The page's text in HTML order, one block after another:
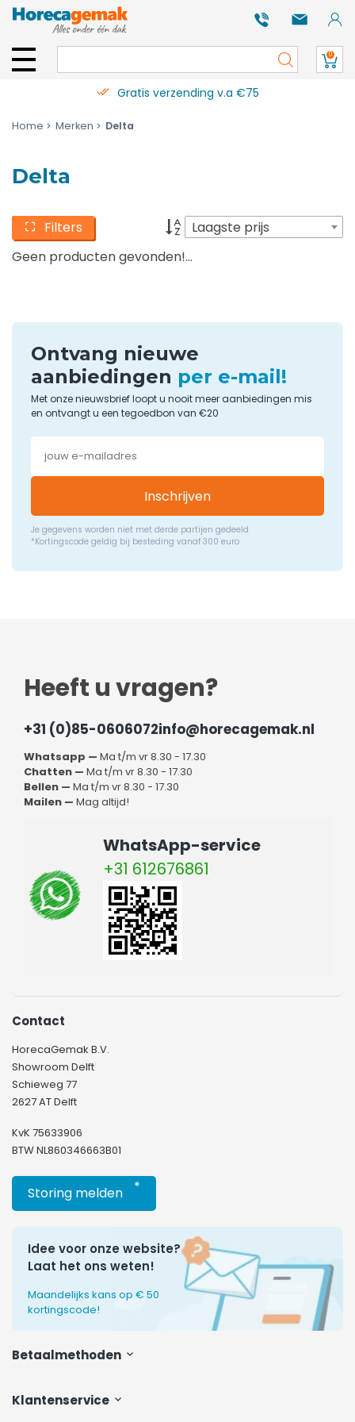
0
Gratis verzending v.a €75
Home Merken Delta
Delta
Filters
Laagste prijs
Geen producten gevonden!...
Ontvang nieuwe
aanbiedingen per e-mail!
Met onze nieuwsbrief loopt u nooit meer aanbiedingen mis
en ontvangt u een tegoedbon van €20
Inschrijven
Je gegevens worden niet met derde partijen gedeeld
*Kortingscode geldig bij besteding vanaf 300 euro
Heeft u vragen?
+31 (0)85-0606072info@horecagemak.nl
Whatsapp — Ma t/m vr 8.30 - 17.30
Chatten — Ma t/m vr 8.30 - 17.30
Bellen — Ma t/m vr 8.30 - 17.30
Mailen — Mag altijd!
WhatsApp-service
+31 612676861
Klantenservice
Contact
HorecaGemak B.V.
Showroom Delft
Schieweg 77
2627 AT Delft
KvK 75633906
BTW NL860346663B01
Storing melden *
Idee voor onze website?
Laat het ons weten!
Maandelijks kans op € 50
kortingscode!
Betaalmethoden